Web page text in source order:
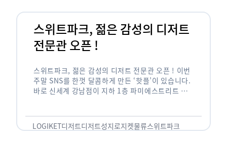
스위트파크, 젊은 감성의 디저트
전문관 오픈 !
스위트파크, 젊은 감성의 디저트 전문관 오픈 ! 이번
주말 SNS를 한껏 달콤하게 만든 ‘핫플’이 있습니다.
바로 신세계 강남점이 지하 1층 파미에스트리트 분
LOGIKET디저트디저트성지로지켓물류스위트파크